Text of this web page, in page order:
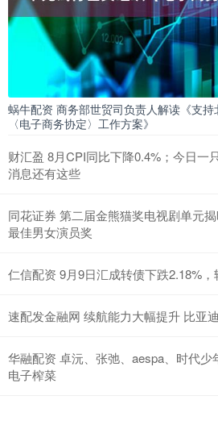
蜗牛配资 商务部世贸司负责人解读《支
〈电子商务协定〉工作方案》
财汇盈 8月CPI同比下降0.4%；今日
消息还有这些
同花证券 第二届金熊猫奖电视剧单元
最佳男女演员奖
仁信配资 9月9日汇成转债下跌2.18%
速配发金融网 续航能力大幅提升 比亚
华融配资 卓沅、张弛、aespa、时代
电子榨菜